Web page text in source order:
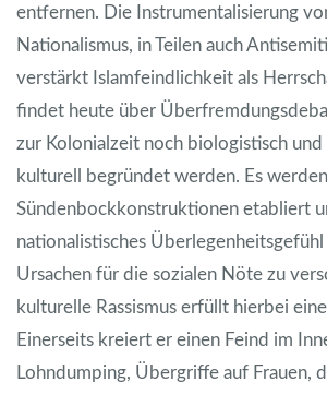
entfernen. Die Instrumentalisierung
Nationalismus, in Teilen auch
verstärkt Islamfeindlichkeit als
findet heute über
zur Kolonialzeit noch biologistisch
kulturell begründet werden. Es
Sündenbockkonstruktionen etabliert
nationalistisches
Ursachen für die sozialen Nöte zu
kulturelle Rassismus erfüllt hierbei
Einerseits kreiert er einen Feind im
Lohndumping, Übergriffe auf Frauen,